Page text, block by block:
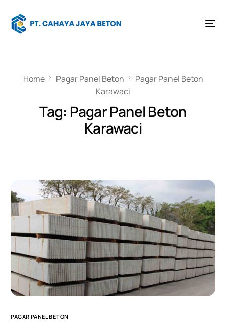
Home Pagar Panel Beton
Pagar Panel Beton
Karawaci
Tag: Pagar Panel Beton
Karawaci
PAGAR PANEL BETON